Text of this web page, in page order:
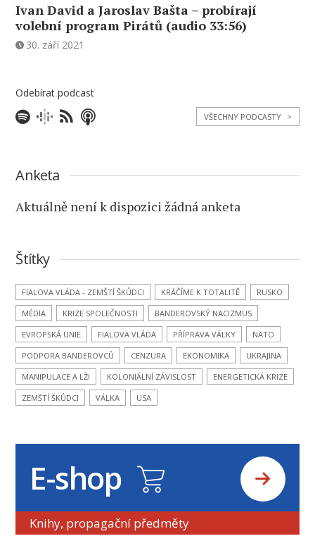
Ivan David a Jaroslav Bašta – probírají
volební program Pirátů (audio 33:56)
30. září 2021
Odebírat podcast
VŠECHNY PODCASTY >
Anketa
Aktuálně není k dispozici žádná anketa
Štítky
FIALOVA VLÁDA - ZEMŠTÍ ŠKŮDCI KRÁČÍME K TOTALITĚ
RUSKO
MÉDIA
KRIZE SPOLEČNOSTI
BANDEROVSKÝ NACIZMUS
EVROPSKÁ UNIE
FIALOVA VLÁDA PŘÍPRAVA VÁLKY
NATO
PODPORA BANDEROVCŮ
CENZURA EKONOMIKA
UKRAJINA
MANIPULACE A LŽI
KOLONIÁLNÍ ZÁVISLOST
ENERGETICKÁ KRIZE
ZEMŠTÍ ŠKŮDCI
VÁLKA USA
E-shop
Knihy, propagační předměty